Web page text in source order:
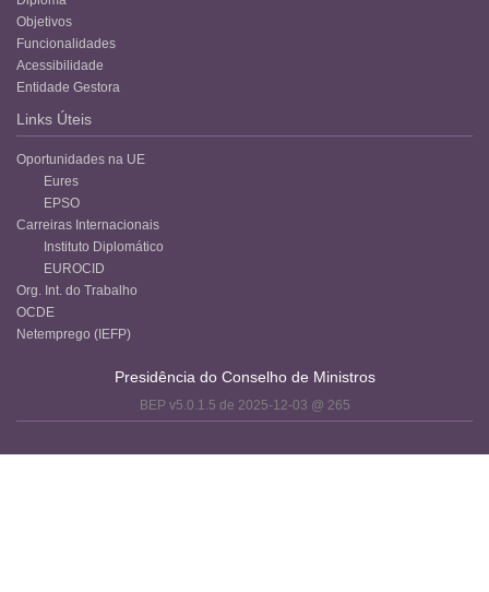
Objetivos
Funcionalidades
Acessibilidade
Entidade Gestora
Links Úteis
Oportunidades na UE
Eures
EPSO
Carreiras Internacionais
Instituto Diplomático
EUROCID
Org. Int. do Trabalho
OCDE
Netemprego (IEFP)
Presidência do Conselho de Ministros
BEP v5.0.1.5 de 2025-12-03 @ 265